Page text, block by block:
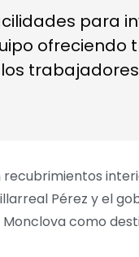
para
ofreciendo
Pérez y el
como